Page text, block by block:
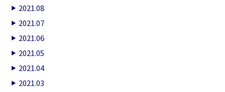
2021.08
2021.07
2021.06
2021.05
2021.04
2021.03